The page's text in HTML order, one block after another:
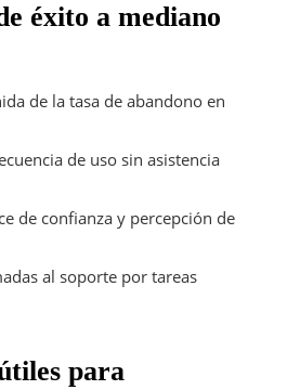
éxito a mediano
de la tasa de abandono en
de uso sin asistencia
de confianza y percepción de
al soporte por tareas
para